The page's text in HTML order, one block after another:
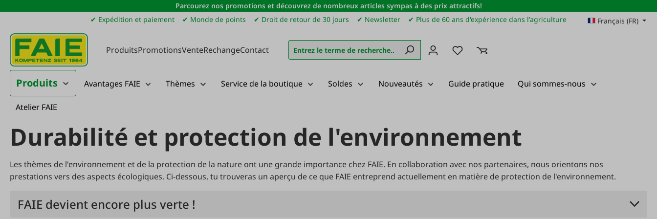
au contenu principal
Passer à la recherche
Passer à la navigation principale
Parcourez nos promotions et découvrez de nombreux articles sympas à des prix attractifs!
✔ Expédition et paiement
✔ Monde de points ✔ Droit de retour de 30 jours ✔ Newsletter ✔ Plus de 60 ans d'expérience dans l'agriculture Français (FR)
ProduitsPromotionsVenteRechangeContact Vous avez 0 articles dans votre liste de souhaits
Produits Avantages FAIE Thèmes Service de la boutique Soldes Nouveautés Guide pratique Qui sommes-nous
Atelier FAIE
Service Durabilité et protection de l'environnement
Durabilité et protection de l'environnement
Les thèmes de l'environnement et de la protection de la nature ont une grande importance chez FAIE. En collaboration avec nos partenaires, nous orientons nos
prestations vers des aspects écologiques. Ci-dessous, tu trouveras un aperçu de ce que FAIE entreprend actuellement en matière de protection de l'environnement.
FAIE devient encore plus verte !